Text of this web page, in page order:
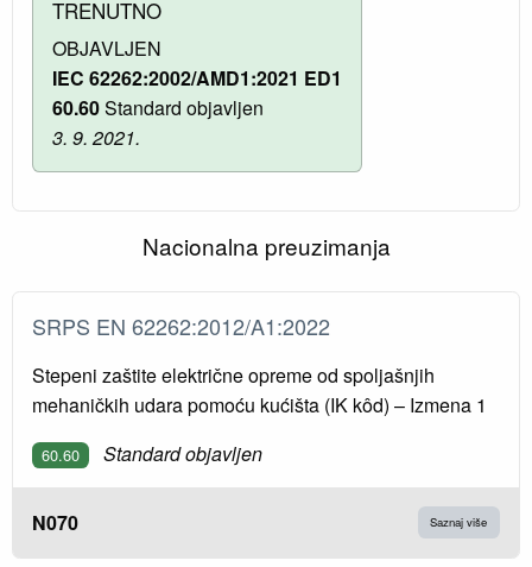
TRENUTNO
OBJAVLJEN
IEC 62262:2002/AMD1:2021 ED1
60.60Standard objavljen
3. 9. 2021.
Nacionalna preuzimanja
SRPS EN 62262:2012/A1:2022
Stepeni zaštite električne opreme od spoljašnjih
mehaničkih udara pomoću kućišta (IK kôd) – Izmena 1
60.60 Standard objavljen
N070 Saznaj više